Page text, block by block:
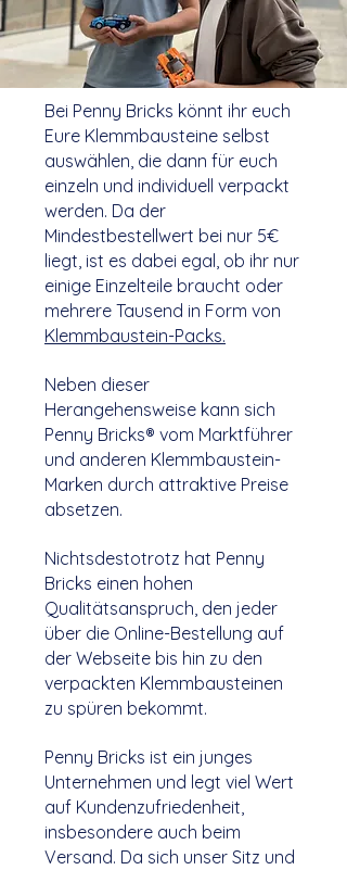
Bei Penny Bricks könnt ihr euch
Eure Klemmbausteine selbst
auswählen, die dann für euch
einzeln und individuell verpackt
werden. Da der
Mindestbestellwert bei nur 5€
liegt, ist es dabei egal, ob ihr nur
einige Einzelteile braucht oder
mehrere Tausend in Form von
Klemmbaustein-Packs.
Neben dieser
Herangehensweise kann sich
Penny Bricks® vom Marktführer
und anderen Klemmbaustein-
Marken durch attraktive Preise
absetzen.
Nichtsdestotrotz hat Penny
Bricks einen hohen
Qualitätsanspruch, den jeder
über die Online-Bestellung auf
der Webseite bis hin zu den
verpackten Klemmbausteinen
zu spüren bekommt.
Penny Bricks ist ein junges
Unternehmen und legt viel Wert
auf Kundenzufriedenheit,
insbesondere auch beim
Versand. Da sich unser Sitz und